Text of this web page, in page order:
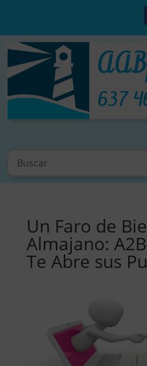
Un Faro de
Almajano:
Te Abre sus